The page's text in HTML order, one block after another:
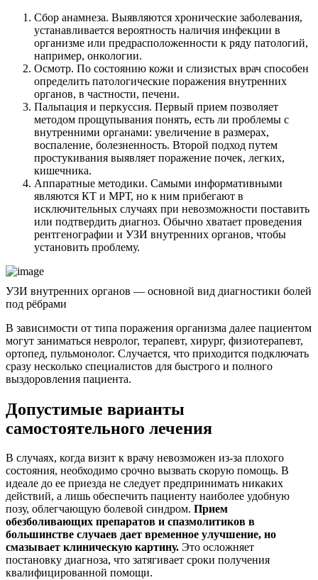
Сбор анамнеза. Выявляются хронические заболевания,
устанавливается вероятность наличия инфекции в
организме или предрасположенности к ряду патологий,
например, онкологии.
Осмотр. По состоянию кожи и слизистых врач способен
определить патологические поражения внутренних
органов, в частности, печени.
Пальпация и перкуссия. Первый прием позволяет
методом прощупывания понять, есть ли проблемы с
внутренними органами: увеличение в размерах,
воспаление, болезненность. Второй подход путем
простукивания выявляет поражение почек, легких,
кишечника.
Аппаратные методики. Самыми информативными
являются КТ и МРТ, но к ним прибегают в
исключительных случаях при невозможности поставить
или подтвердить диагноз. Обычно хватает проведения
рентгенографии и УЗИ внутренних органов, чтобы
установить проблему.
УЗИ внутренних органов — основной вид диагностики болей
под рёбрами
В зависимости от типа поражения организма далее пациентом
могут заниматься невролог, терапевт, хирург, физиотерапевт,
ортопед, пульмонолог. Случается, что приходится подключать
сразу несколько специалистов для быстрого и полного
выздоровления пациента.
Допустимые варианты
самостоятельного лечения
В случаях, когда визит к врачу невозможен из-за плохого
состояния, необходимо срочно вызвать скорую помощь. В
идеале до ее приезда не следует предпринимать никаких
действий, а лишь обеспечить пациенту наиболее удобную
позу, облегчающую болевой синдром. Прием
обезболивающих препаратов и спазмолитиков в
большинстве случаев дает временное улучшение, но
смазывает клиническую картину. Это осложняет
постановку диагноза, что затягивает сроки получения
квалифицированной помощи.